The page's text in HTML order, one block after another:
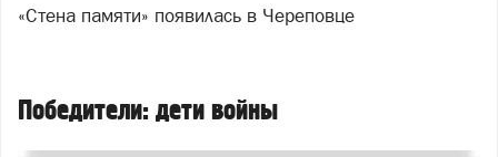
«Стена памяти» появилась в Череповце
Победители: дети войны